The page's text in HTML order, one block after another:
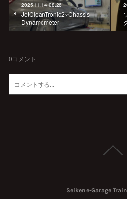
2025.11.14 08:26
JetCleanTronic2×Chassis
Dynamometer
0コメント
Seiken e‐Garage